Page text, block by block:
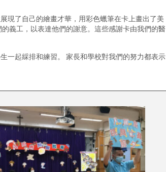
現了自己的繪畫才華，用彩色蠟筆在卡上畫出了美
義工，以表達他們的謝意。這些感謝卡由我們的醫
一起綵排和練習。 家長和學校對我們的努力都表示